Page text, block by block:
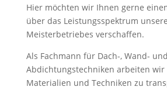
Hier möchten wir Ihnen gerne
über das Leistungsspektrum
Meisterbetriebes verschaffen.
Als Fachmann für Dach-, Wand- und
Abdichtungstechniken arbeiten
Materialien und Techniken zu